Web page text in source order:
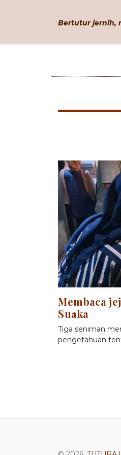
Bertutur jernih,
Membaca
Suaka
Tiga seniman
pengetahuan